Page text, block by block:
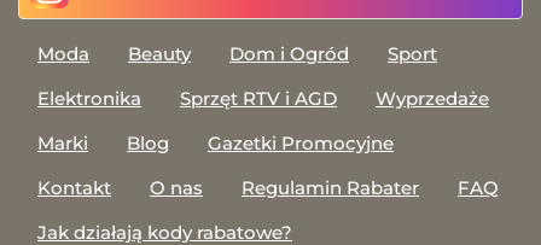
Moda Beauty Dom i Ogród
Sport
Elektronika
Sprzęt RTV i AGD
Wyprzedaże
Marki
Blog
Gazetki Promocyjne
Kontakt
O nas Regulamin Rabater
FAQ
Jak działają kody rabatowe?